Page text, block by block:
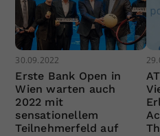
30.09.2022
Erste Bank Open in
Wien warten auch
2022 mit
sensationellem
Teilnehmerfeld auf